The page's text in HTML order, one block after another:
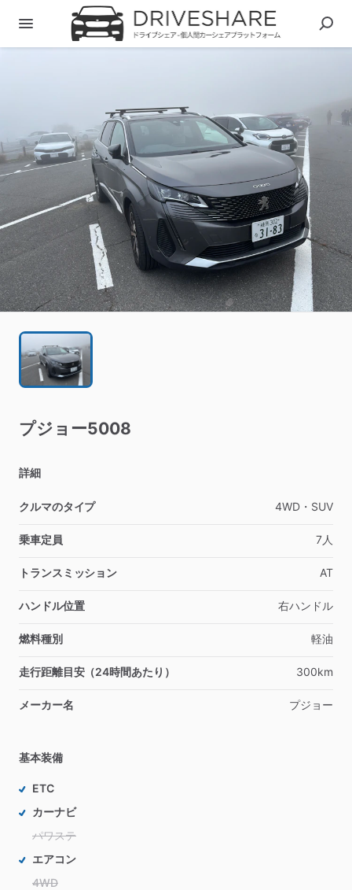
プジョー5008
詳細
クルマのタイプ 4WD・SUV
乗車定員 7人
トランスミッション AT
ハンドル位置 右ハンドル
燃料種別 軽油
走行距離目安（24時間あたり） 300km
メーカー名 プジョー
基本装備
ETC
カーナビ
パワステ
エアコン
4WD